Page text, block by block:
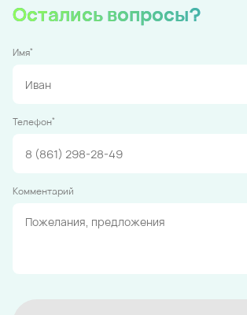
Остались вопросы?
Имя*
Телефон*
Комментарий